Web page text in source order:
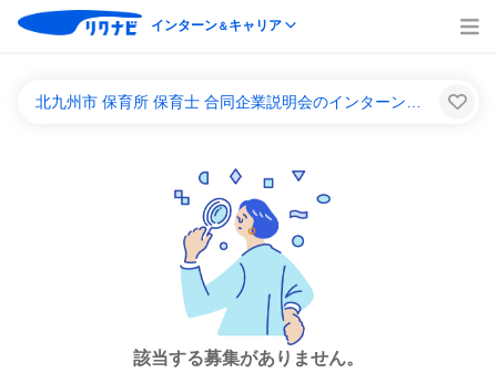
インターン＆キャリア
該当する募集がありません。